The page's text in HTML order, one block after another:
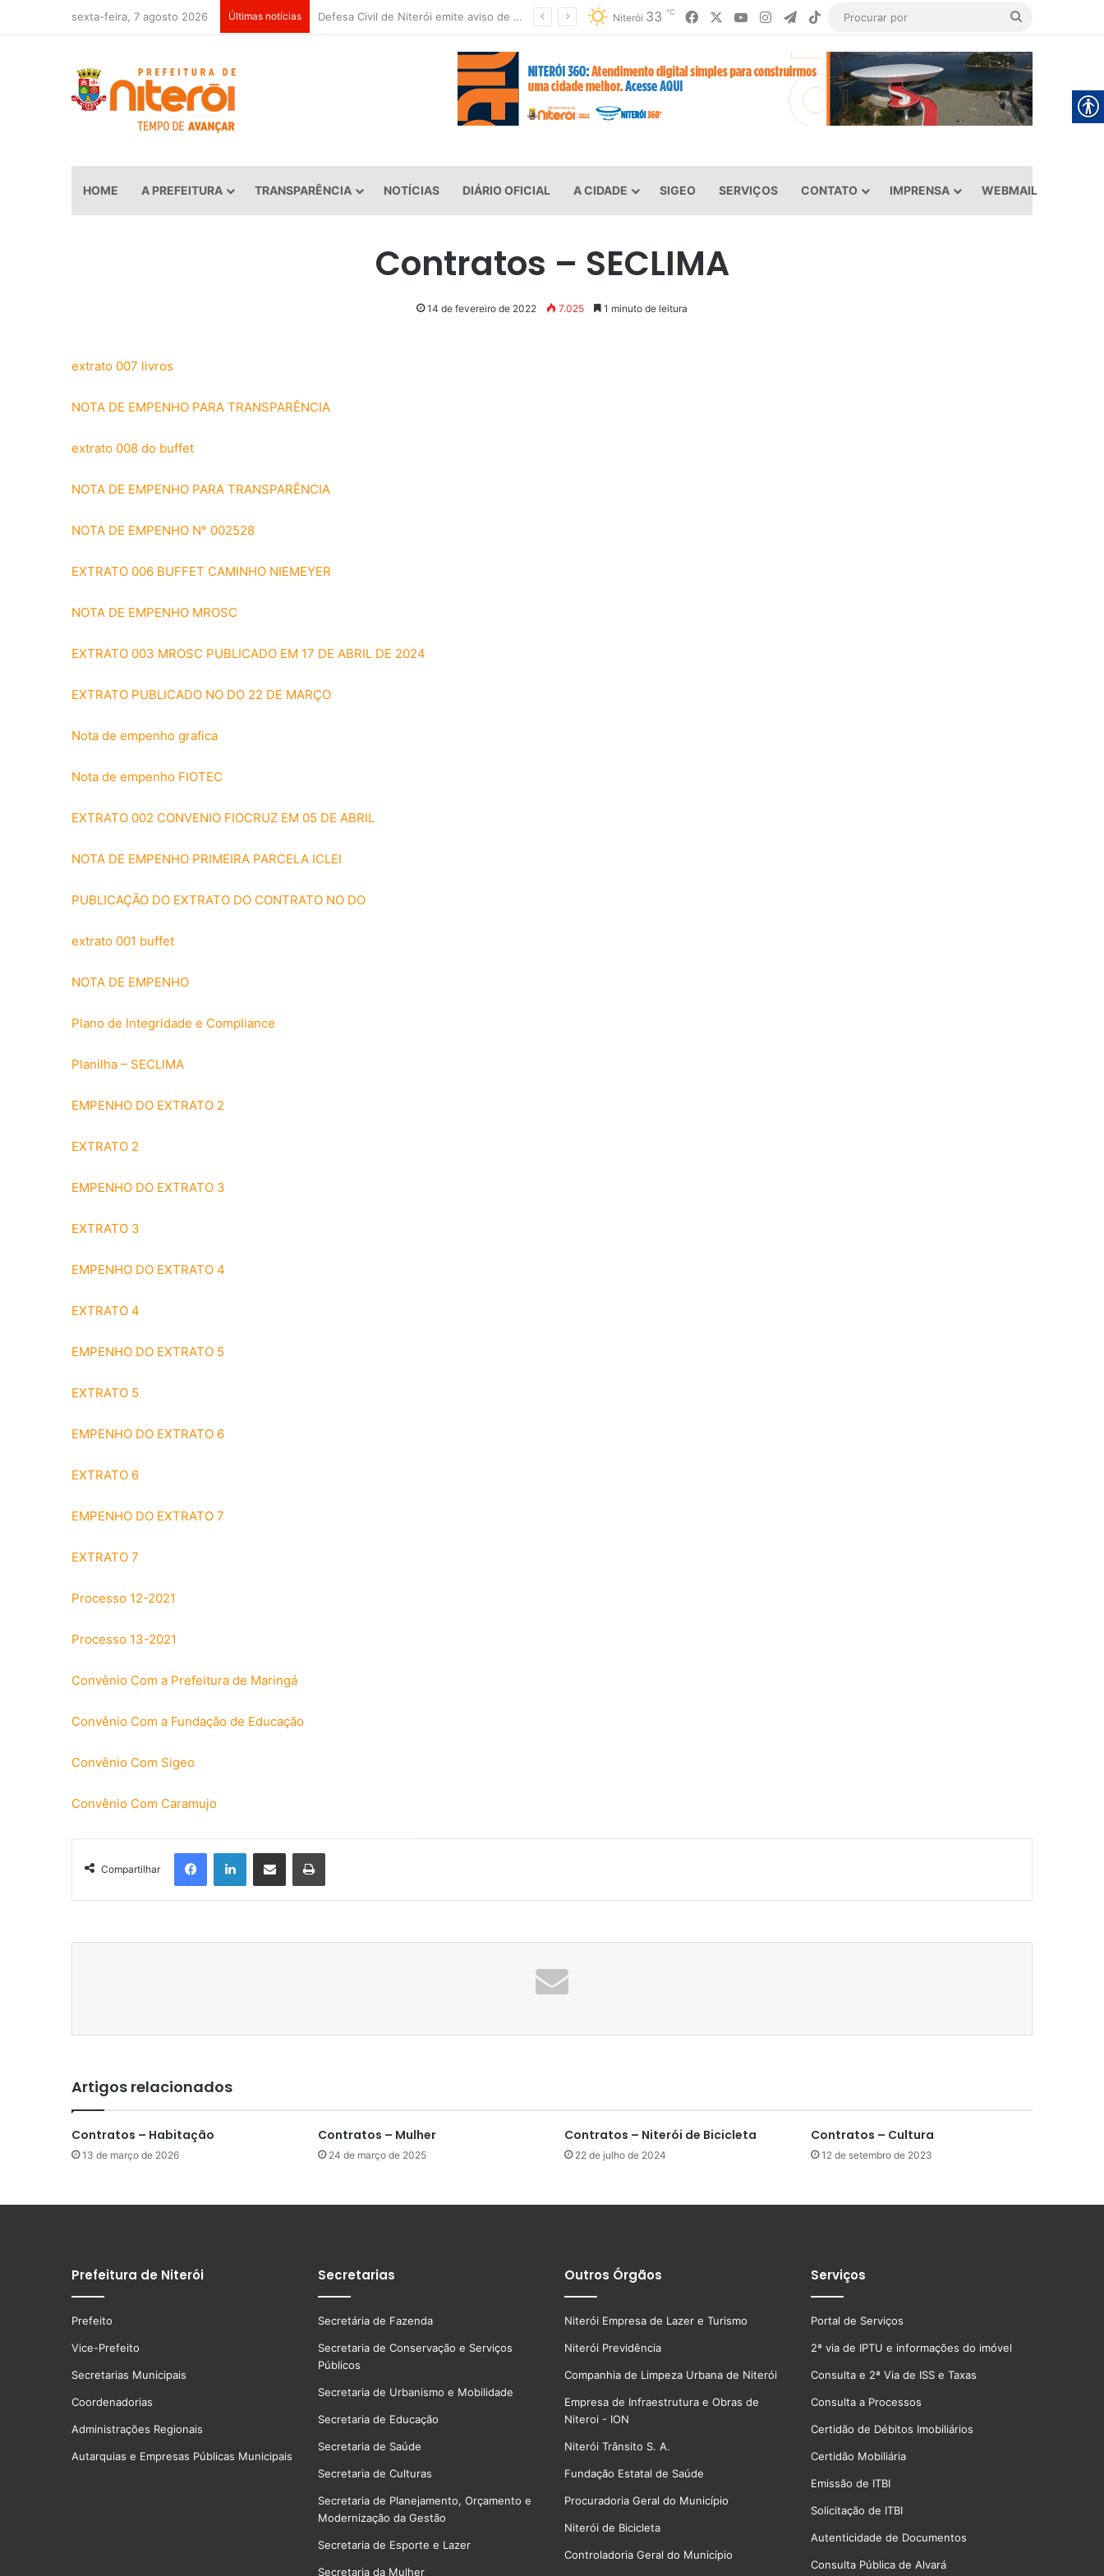
sexta-feira, 7 agosto 2026 Últimas notícias Defesa Civil de Niterói emite aviso de ventos fortes para esta sexta-feira (07) Niterói 33 ℃ FacebookYouTubeInstagramTelegram
TikTok
HOME A PREFEITURA TRANSPARÊNCIA NOTÍCIAS DIÁRIO OFICIAL A CIDADE SIGEO SERVIÇOS CONTATO IMPRENSA WEBMAIL
Contratos – SECLIMA
14 de fevereiro de 2022 7.025 1 minuto de leitura
extrato 007 livros
NOTA DE EMPENHO PARA TRANSPARÊNCIA
extrato 008 do buffet
NOTA DE EMPENHO PARA TRANSPARÊNCIA
NOTA DE EMPENHO N° 002528
EXTRATO 006 BUFFET CAMINHO NIEMEYER
NOTA DE EMPENHO MROSC
EXTRATO 003 MROSC PUBLICADO EM 17 DE ABRIL DE 2024
EXTRATO PUBLICADO NO DO 22 DE MARÇO
Nota de empenho grafica
Nota de empenho FIOTEC
EXTRATO 002 CONVENIO FIOCRUZ EM 05 DE ABRIL
NOTA DE EMPENHO PRIMEIRA PARCELA ICLEI
PUBLICAÇÃO DO EXTRATO DO CONTRATO NO DO
extrato 001 buffet
NOTA DE EMPENHO
Plano de Integridade e Compliance
Planilha – SECLIMA
EMPENHO DO EXTRATO 2
EXTRATO 2
EMPENHO DO EXTRATO 3
EXTRATO 3
EMPENHO DO EXTRATO 4
EXTRATO 4
EMPENHO DO EXTRATO 5
EXTRATO 5
EMPENHO DO EXTRATO 6
EXTRATO 6
EMPENHO DO EXTRATO 7
EXTRATO 7
Processo 12-2021
Processo 13-2021
Convênio Com a Prefeitura de Maringá
Convênio Com a Fundação de Educação
Convênio Com Sigeo
Convênio Com Caramujo
Compartilhar
FacebookLinkedinCompartilhar via e-mail Imprimir
Artigos relacionados
Contratos – Habitação
13 de março de 2026
Contratos – Mulher
24 de março de 2025
Contratos – Niterói de Bicicleta
22 de julho de 2024
Contratos – Cultura
12 de setembro de 2023
Prefeitura de Niterói
Prefeito
Vice-Prefeito
Secretarias Municipais
Coordenadorias
Administrações Regionais
Autarquias e Empresas Públicas Municipais
Secretarias
Secretária de Fazenda
Secretaria de Conservação e Serviços
Públicos
Secretaria de Urbanismo e Mobilidade
Secretaria de Educação
Secretaria de Saúde
Secretaria de Culturas
Secretaria de Planejamento, Orçamento e
Modernização da Gestão
Secretaria de Esporte e Lazer
Secretaria da Mulher
Outros Órgãos
Niterói Empresa de Lazer e Turismo
Niterói Previdência
Companhia de Limpeza Urbana de Niterói
Empresa de Infraestrutura e Obras de
Niteroi - ION
Niterói Trânsito S. A.
Fundação Estatal de Saúde
Procuradoria Geral do Município
Niterói de Bicicleta
Controladoria Geral do Município
Serviços
Portal de Serviços
2ª via de IPTU e informações do imóvel
Consulta e 2ª Via de ISS e Taxas
Consulta a Processos
Certidão de Débitos Imobiliários
Certidão Mobiliária
Emissão de ITBI
Solicitação de ITBI
Autenticidade de Documentos
Consulta Pública de Alvará